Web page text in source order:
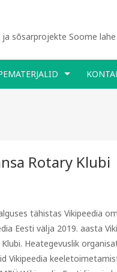
sõsarprojekte Soome
Rotary Klubi
tähistas Vikipeedia
Eesti välja 2019. aasta
Heategevuslik
Vikipeedia